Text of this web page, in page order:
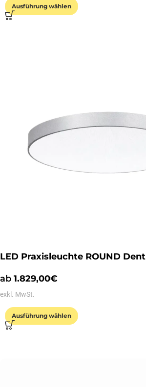
Ausführung wählen
LED Praxisleuchte ROUND Dent
ab 1.829,00€
exkl. MwSt.
Ausführung wählen